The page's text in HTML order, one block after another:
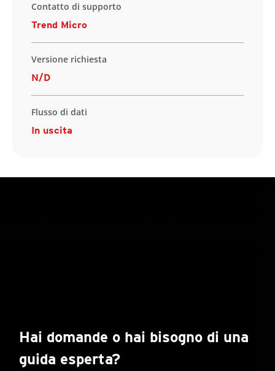
Contatto di supporto
Trend Micro
Versione richiesta
N/D
Flusso di dati
In uscita
Hai domande o hai bisogno di una
guida esperta?